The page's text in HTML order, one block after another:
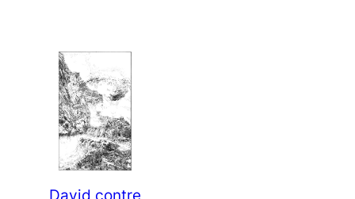
500,00 €
David contre